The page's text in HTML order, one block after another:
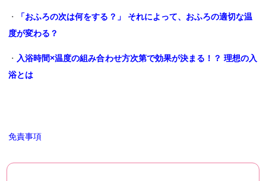
・
「おふろの次は何をする？」 それによって、おふろの適切な温
度が変わる？
・ 入浴時間×温度の組み合わせ方次第で効果が決まる！？ 理想の入
浴とは
免責事項